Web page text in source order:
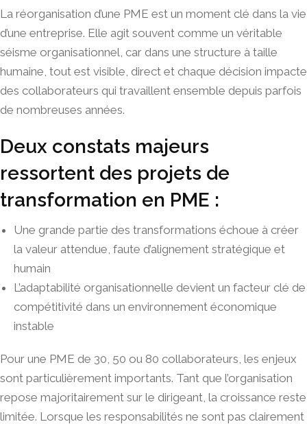
La réorganisation d’une PME est un moment clé dans la vie
d’une entreprise. Elle agit souvent comme un véritable
séisme organisationnel, car dans une structure à taille
humaine, tout est visible, direct et chaque décision impacte
des collaborateurs qui travaillent ensemble depuis parfois
de nombreuses années.
Deux constats majeurs
ressortent des projets de
transformation en PME :
Une grande partie des transformations échoue à créer
la valeur attendue, faute d’alignement stratégique et
humain
L’adaptabilité organisationnelle devient un facteur clé de
compétitivité dans un environnement économique
instable
Pour une PME de 30, 50 ou 80 collaborateurs, les enjeux
sont particulièrement importants. Tant que l’organisation
repose majoritairement sur le dirigeant, la croissance reste
limitée. Lorsque les responsabilités ne sont pas clairement